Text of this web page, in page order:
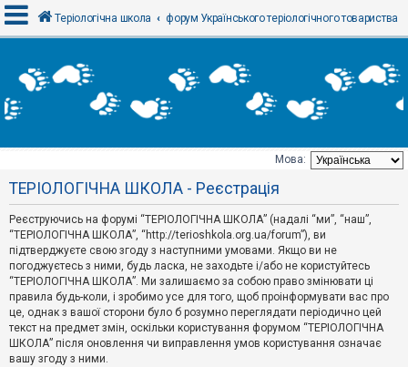
х
і
Т
е
м
и
б
е
з
в
і
д
п
о
в
і
д
Теріологічна школа форум Українського теріологічного товариства
Мова:
ТЕРІОЛОГІЧНА ШКОЛА - Реєстрація
Реєструючись на форумі “ТЕРІОЛОГІЧНА ШКОЛА” (надалі “ми”, “наш”,
“ТЕРІОЛОГІЧНА ШКОЛА”, “http://terioshkola.org.ua/forum”), ви
підтверджуєте свою згоду з наступними умовами. Якщо ви не
погоджуєтесь з ними, будь ласка, не заходьте і/або не користуйтесь
“ТЕРІОЛОГІЧНА ШКОЛА”. Ми залишаємо за собою право змінювати ці
правила будь-коли, і зробимо усе для того, щоб проінформувати вас про
це, однак з вашої сторони було б розумно переглядати періодично цей
текст на предмет змін, оскільки користування форумом “ТЕРІОЛОГІЧНА
ШКОЛА” після оновлення чи виправлення умов користування означає
вашу згоду з ними.